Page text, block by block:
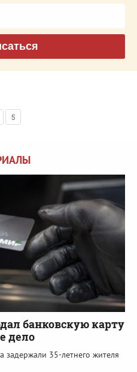
5
банковскую карту
дело
задержали 35-летнего жителя